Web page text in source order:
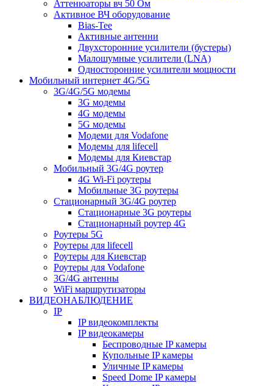
Аттенюаторы вч 50 Ом
Активное ВЧ оборудование
Bias-Tee
Активные антенни
Двухсторонние усилители (бустеры)
Малошумные усилители (LNA)
Односторонние усилители мощности
Мобильный интернет 4G/5G
3G/4G/5G модемы
3G модемы
4G модемы
5G модемы
Модеми для Vodafone
Модемы для lifecell
Модемы для Киевстар
Мобильный 3G/4G роутер
4G Wi-Fi роутеры
Мобильные 3G роутеры
Стационарный 3G/4G роутер
Стационарные 3G роутеры
Стационарный роутер 4G
Роутеры 5G
Роутеры для lifecell
Роутеры для Киевстар
Роутеры для Vodafone
3G/4G антенны
WiFi маршрутизаторы
ВИДЕОНАБЛЮДЕНИЕ
IP
IP видеокомплекты
IP видеокамеры
Беспроводные IP камеры
Купольные IP камеры
Уличные IP камеры
Speed Dome IP камеры